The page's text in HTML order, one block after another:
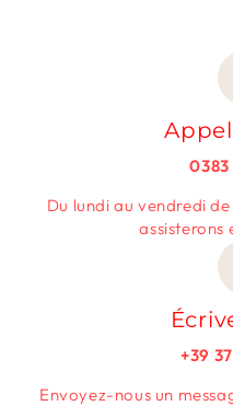
0383
Du lundi au vendredi
assisterons
+39
Envoyez-nous un